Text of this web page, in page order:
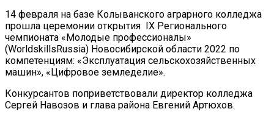
14 февраля на базе Колыванского аграрного колледжа
прошла церемонии открытия IX Регионального
чемпионата «Молодые профессионалы»
(WorldskillsRussia) Новосибирской области 2022 по
компетенциям: «Эксплуатация сельскохозяйственных
машин», «Цифровое земледелие».
Конкурсантов поприветствовали директор колледжа
Сергей Навозов и глава района Евгений Артюхов.